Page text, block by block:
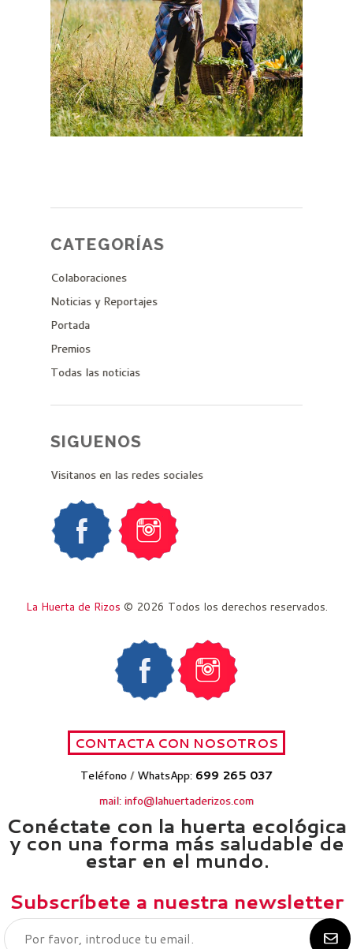
CATEGORÍAS
Colaboraciones
Noticias y Reportajes
Portada
Premios
Todas las noticias
SIGUENOS
Visitanos en las redes sociales
La Huerta de Rizos © 2026 Todos los derechos reservados.
Teléfono / WhatsApp: 699 265 037
mail: info@lahuertaderizos.com
Conéctate con la huerta ecológica
y con una forma más saludable de
estar en el mundo.
Subscríbete a nuestra newsletter